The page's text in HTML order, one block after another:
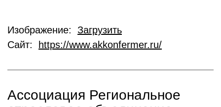
Изображение: Загрузить
Сайт:
https://www.akkonfermer.ru/
Ассоциация Региональное